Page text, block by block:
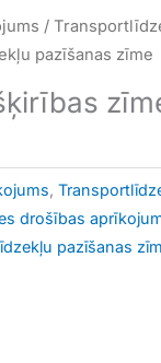
/
pazīšanas zīme
,
drošības
pazīšanas